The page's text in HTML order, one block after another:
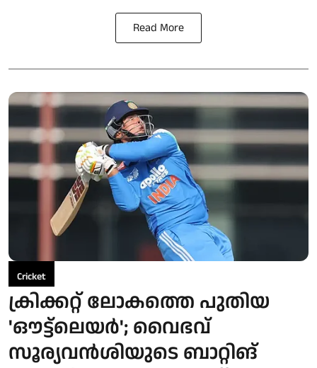
Read More
Cricket
ക്രിക്കറ്റ് ലോകത്തെ പുതിയ
'ഔട്ട്ലെയര്‍'; വൈഭവ്
സൂര്യവൻശിയുടെ ബാറ്റിങ്